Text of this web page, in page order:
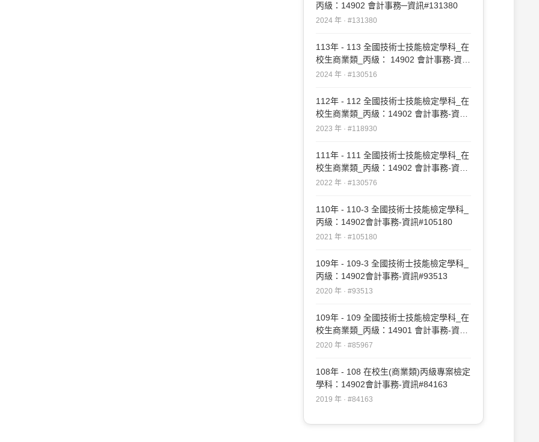
丙級：14902 會計事務─資訊#131380
2024 年 · #131380
113年 - 113 全國技術士技能檢定學科_在
校生商業類_丙級： 14902 會計事務-資訊
#130516
2024 年 · #130516
112年 - 112 全國技術士技能檢定學科_在
校生商業類_丙級：14902 會計事務-資訊
#118930
2023 年 · #118930
111年 - 111 全國技術士技能檢定學科_在
校生商業類_丙級：14902 會計事務-資訊
#130576
2022 年 · #130576
110年 - 110-3 全國技術士技能檢定學科_
丙級：14902會計事務-資訊#105180
2021 年 · #105180
109年 - 109-3 全國技術士技能檢定學科_
丙級：14902會計事務-資訊#93513
2020 年 · #93513
109年 - 109 全國技術士技能檢定學科_在
校生商業類_丙級：14901 會計事務-資訊
#85967
2020 年 · #85967
108年 - 108 在校生(商業類)丙級專案檢定
學科：14902會計事務-資訊#84163
2019 年 · #84163